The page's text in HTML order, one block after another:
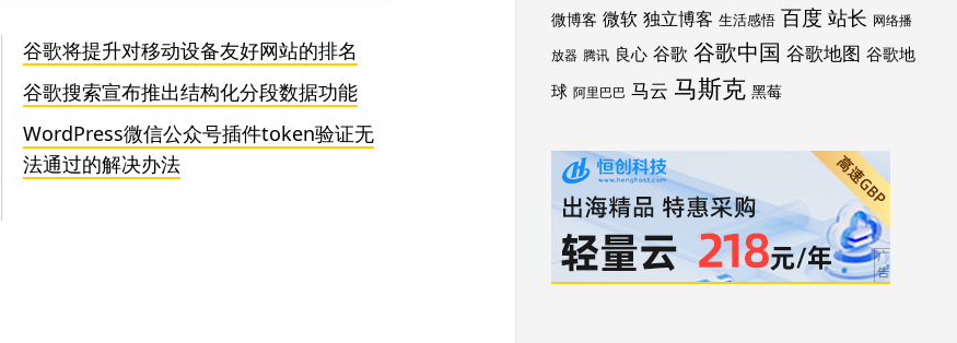
谷歌将提升对移动设备友好网站的排名
谷歌搜索宣布推出结构化分段数据功能
WordPress微信公众号插件token验证无
法通过的解决办法
微博客 微软 独立博客 生活感悟 百度 站长 网络播
放器 腾讯 良心 谷歌 谷歌中国 谷歌地图 谷歌地
球 阿里巴巴 马云 马斯克 黑莓